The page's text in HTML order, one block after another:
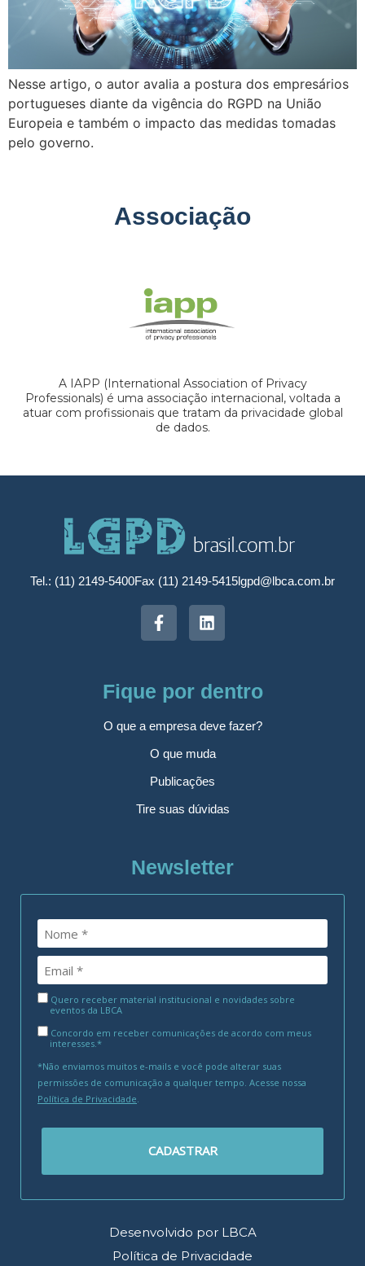
Nesse artigo, o autor avalia a postura dos empresários
portugueses diante da vigência do RGPD na União
Europeia e também o impacto das medidas tomadas
pelo governo.
Associação
A IAPP (International Association of Privacy
Professionals) é uma associação internacional, voltada a
atuar com profissionais que tratam da privacidade global
de dados.
Tel.: (11) 2149-5400Fax (11) 2149-5415lgpd@lbca.com.br
Fique por dentro
O que a empresa deve fazer?
O que muda
Publicações
Tire suas dúvidas
Newsletter
Quero receber material institucional e novidades sobre
eventos da LBCA
Concordo em receber comunicações de acordo com meus
interesses.*
*Não enviamos muitos e-mails e você pode alterar suas
permissões de comunicação a qualquer tempo. Acesse nossa
Política de Privacidade
CADASTRAR
Desenvolvido por LBCA
Política de Privacidade